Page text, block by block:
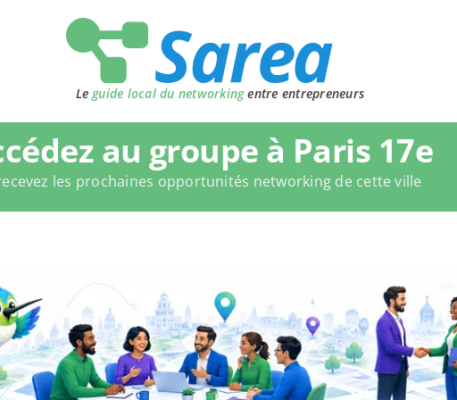
Le guide local du networkingentre entrepreneurs
au groupe à Paris 17e
les prochaines opportunités networking de cette ville